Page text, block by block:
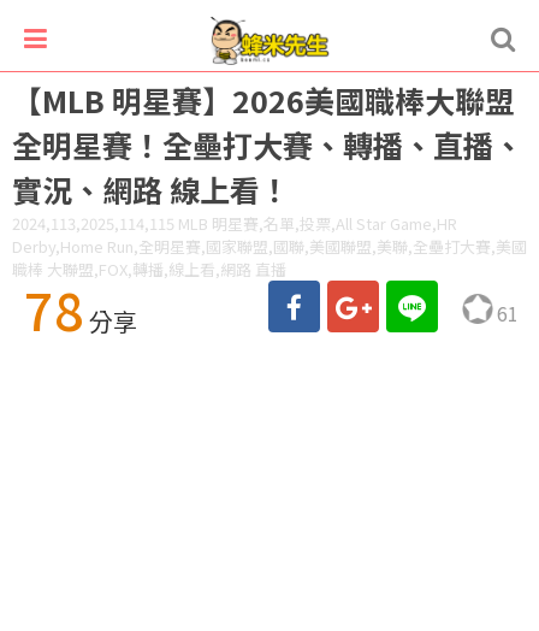
【MLB 明星賽】2026美國職棒大聯盟
全明星賽！全壘打大賽、轉播、直播、
實況、網路 線上看！
2024,113,2025,114,115 MLB 明星賽,名單,投票,All Star Game,HR
Derby,Home Run,全明星賽,國家聯盟,國聯,美國聯盟,美聯,全壘打大賽,美國
職棒 大聯盟,FOX,轉播,線上看,網路 直播
78 分享 61